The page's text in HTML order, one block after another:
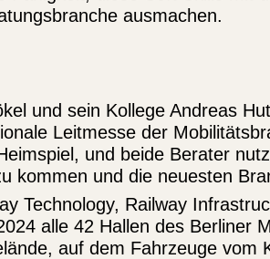
ausmachen.
und sein Kollege Andreas
Leitmesse der
und beide Berater
kommen und die neuesten
Technology, Railway
alle 42 Hallen des Berliner
auf dem Fahrzeuge vom